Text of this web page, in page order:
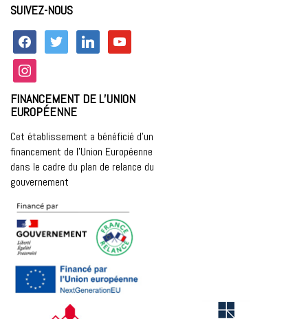
SUIVEZ-NOUS
facebook twitter linkedin
youtube
instagram
FINANCEMENT DE L’UNION
EUROPÉENNE
Cet établissement a bénéficié d’un
financement de l’Union Européenne
dans le cadre du plan de relance du
gouvernement